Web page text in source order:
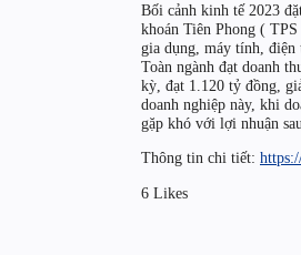
Bối cảnh kinh tế 2023
khoán Tiên Phong (
gia dụng, máy tính,
Toàn ngành đạt doanh
kỳ, đạt 1.120 tỷ đồng,
doanh nghiệp này, khi
gặp khó với lợi nhuận
Thông tin chi tiết:
6 Likes